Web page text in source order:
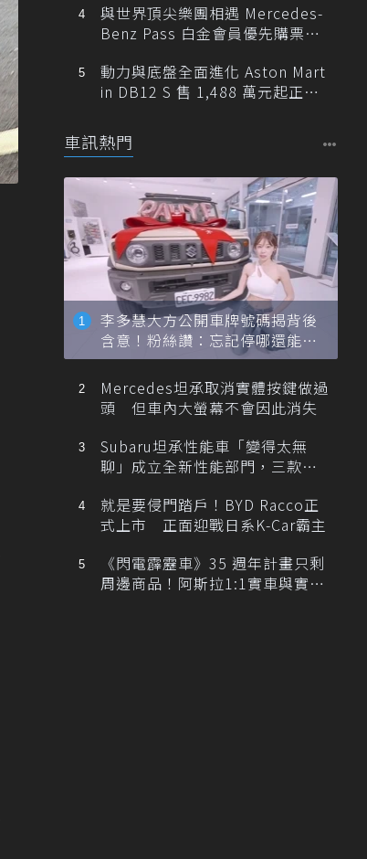
與世界頂尖樂團相遇 Mercedes-
Benz Pass 白金會員優先購票維
動力與底盤全面進化 Aston Mart
in DB12 S 售 1,488 萬元起正式
車訊熱門
李多慧大方公開車牌號碼揭背後
含意！粉絲讚：忘記停哪還能幫
忙找車
Mercedes坦承取消實體按鍵做過
頭 但車內大螢幕不會因此消失
Subaru坦承性能車「變得太無
聊」成立全新性能部門，三款手
就是要侵門踏戶！BYD Racco正
式上市 正面迎戰日系K-Car霸主
《閃電霹靂車》35 週年計畫只剩
周邊商品！阿斯拉1:1實車與實體